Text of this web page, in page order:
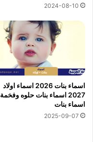
2024-08-10
اسماء بنات 2026 اسماء اولاد
2027 اسماء بنات حلوه وفخمة
اسماء بنات
2025-09-07